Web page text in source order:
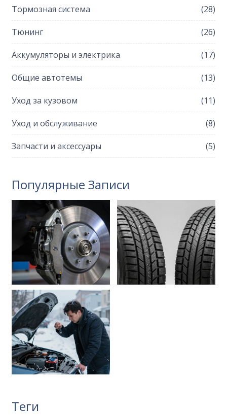
Тормозная система (28)
Тюнинг (26)
Аккумуляторы и электрика (17)
Общие автотемы (13)
Уход за кузовом (11)
Уход и обслуживание (8)
Запчасти и аксессуары (5)
Популярные Записи
Теги